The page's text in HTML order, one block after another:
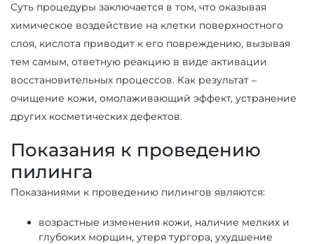
Суть процедуры заключается в том, что оказывая
химическое воздействие на клетки поверхностного
слоя, кислота приводит к его повреждению, вызывая
тем самым, ответную реакцию в виде активации
восстановительных процессов. Как результат –
очищение кожи, омолаживающий эффект, устранение
других косметических дефектов.
Показания к проведению
пилинга
Показаниями к проведению пилингов являются:
возрастные изменения кожи, наличие мелких и
глубоких морщин, утеря тургора, ухудшение